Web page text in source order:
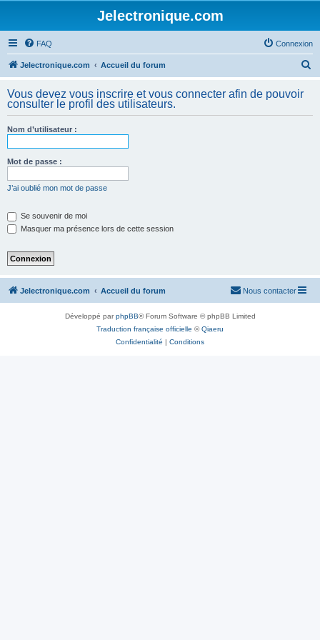
Jelectronique.com
FAQ Connexion
Jelectronique.com Accueil du forum
h
Vous devez vous inscrire et vous connecter afin de pouvoir
consulter le profil des utilisateurs.
Nom d’utilisateur :
Mot de passe :
J’ai oublié mon mot de passe
Se souvenir de moi
Masquer ma présence lors de cette session
Jelectronique.com Accueil du forum Nous contacter
Développé parphpBB® Forum Software © phpBB Limited
Traduction française officielle ©Qiaeru
Confidentialité | Conditions